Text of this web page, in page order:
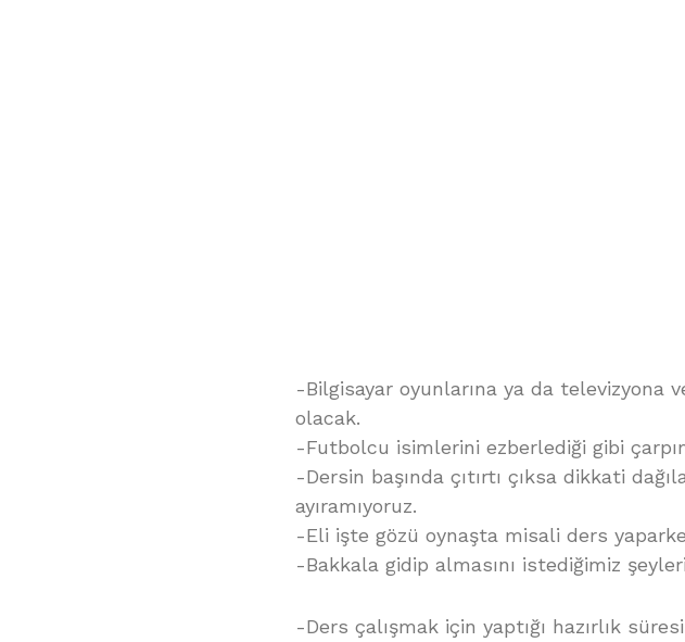
-Bilgisayar oyunlarına ya da televizyona
olacak.
-Futbolcu isimlerini ezberlediği gibi
-Dersin başında çıtırtı çıksa dikkati
ayıramıyoruz.
-Eli işte gözü oynaşta misali ders
-Bakkala gidip almasını istediğimiz
-Ders çalışmak için yaptığı hazırlık